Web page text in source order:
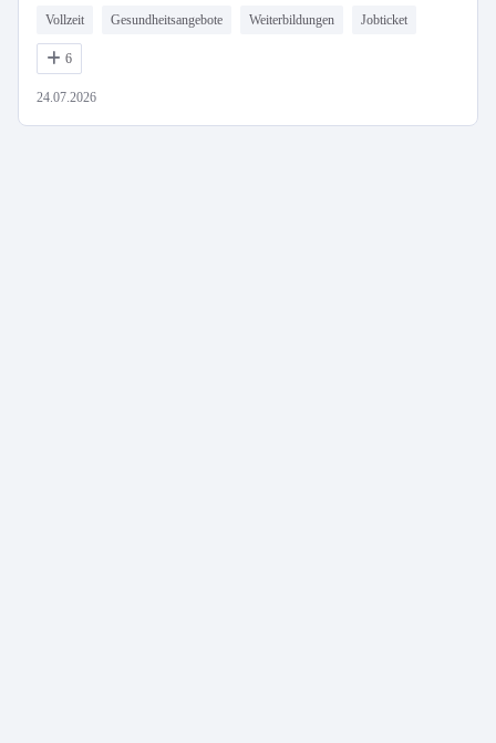
Vollzeit Gesundheitsangebote Weiterbildungen Jobticket
6
24.07.2026